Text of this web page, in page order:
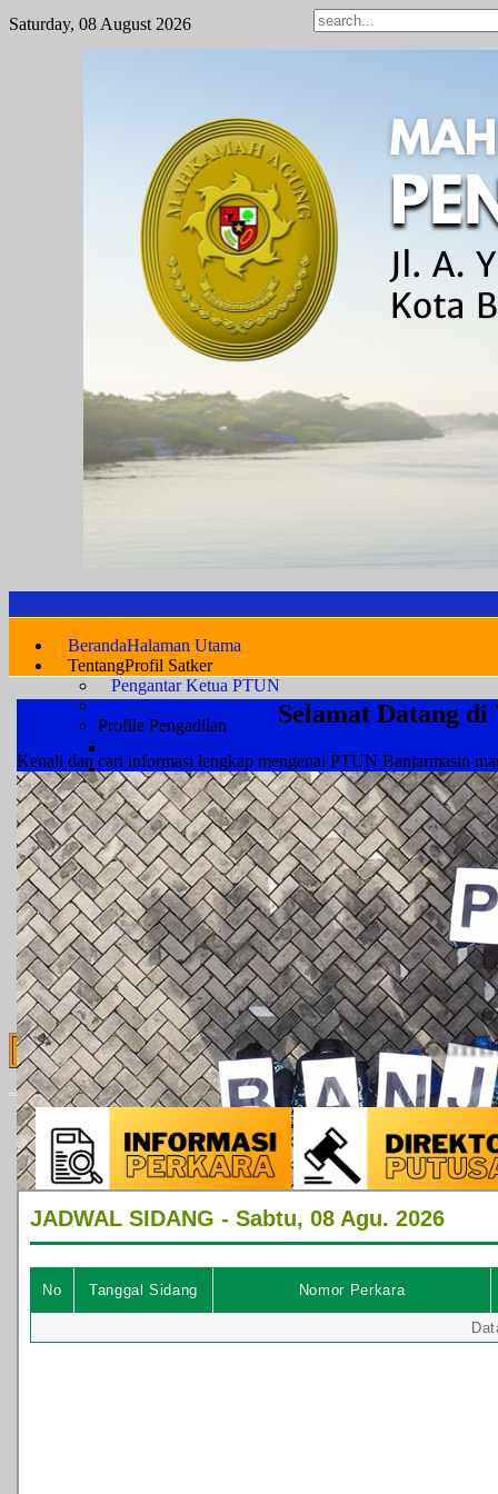
Saturday, 08 August 2026
BerandaHalaman Utama
TentangProfil Satker
Pengantar Ketua PTUN
Visi dan Misi
Profile Pengadilan
Wilayah Hukum
Struktur Organisasi
Statistik Kepegawaian
Pimpinan
Hakim
Panitera
Sekretaris
Kepaniteraan
Kesekretariatan
Fungsional & Pelaksana
PPPK
Pegawai Outsourcing
Sistem Pengelolaan Pengadilan
Standar Pelayanan Pengadilan
Rencana Strategis
Rencana Kerja dan Anggaran
Pengawasan dan Kode Etik Hakim
Monitoring LHKPN DAN LHKSN
Layanan PublikInformasi & Laporan
Layanan Pengadilan
Waktu Pelayanan
Jadwal Persidangan
PPID
Form Pengajuan Permohonan Informasi
Selamat Datang
Kenali dan cari informasi lengkap mengenai PTUN Banjarmasin
MOTTO PTUN Banjarmasin